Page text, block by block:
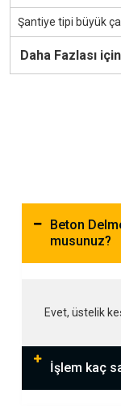
Şantiye tipi büyük
Daha Fazlası için
Beton
musunuz?
Evet, üstelik
İşlem kaç